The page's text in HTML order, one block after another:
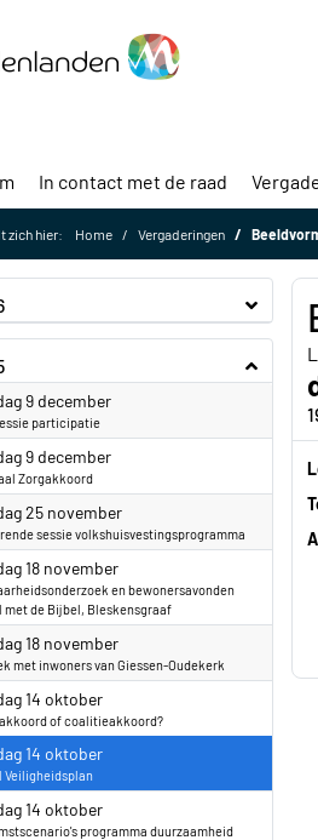
In contact met de raad
zich hier: Home Vergaderingen
9 december2025
participatie
9 december2025
Zorgakkoord
25 november2025
sessie volkshuisvestingsprogramma
18 november2025
en bewonersavonden
met de Bijbel, Bleskensgraaf
18 november2025
met inwoners van Giessen-Oudekerk
14 oktober2025
of coalitieakkoord?
14 oktober2025
Veiligheidsplan
14 oktober2025
programma duurzaamheid